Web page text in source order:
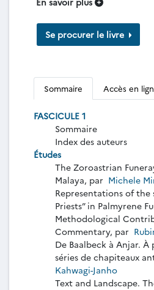
Se procurer le livre
Sommaire Accès en
FASCICULE 1
Sommaire
Index des auteurs
Études
The Zoroastrian
Malaya, par Michele
Representations of the
Priests” in Palmyrene
Methodological
Commentary, par
De Baalbeck à Anjar. À
séries de chapiteaux
Kahwagi-Janho
Text and Landscape.